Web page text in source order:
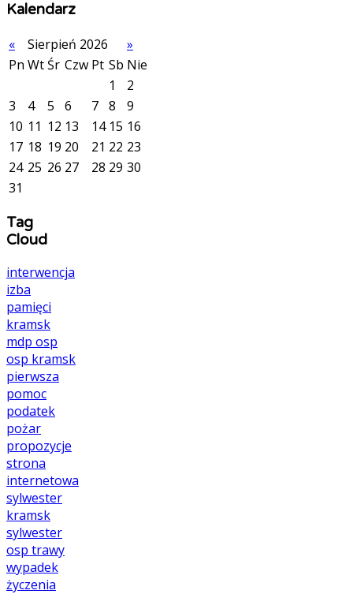
Kalendarz
«
Sierpień 2026
»
Pn WtŚr Czw Pt Sb Nie
1
2
3
4 5 6 7 8
9
10 11 12 13 14 15 16
17 18 19 20 21 22 23
24 25 26 27 28 29 30
31
Tag
Cloud
interwencja
izba
pamięci
kramsk
mdp osp
osp kramsk
pierwsza
pomoc
podatek
pożar
propozycje
strona
internetowa
sylwester
kramsk
sylwester
osp trawy
wypadek
życzenia